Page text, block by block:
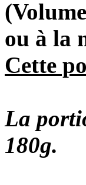
ou à la
Cette
La
180g.